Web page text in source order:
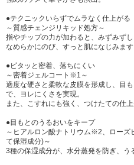
●テクニックいらずでムラなく仕上がる
～質感チェンジリキッド処方～
指やチップの力が加わると、みずみず
なめらかにのび、すっと肌になじみます
●ピタッと密着、落ちにくい
～密着ジェルコート※1～
適度な硬さと柔軟な皮膜を形成し、目
で、ヨレにくさを実現。
また、こすれにも強く、つけたての仕上
●目もとのうるおいをキープ
～ヒアルロン酸ナトリウム※2、ロー
て保湿成分)～
3種の保湿成分が、水分蒸発を防ぎ、う